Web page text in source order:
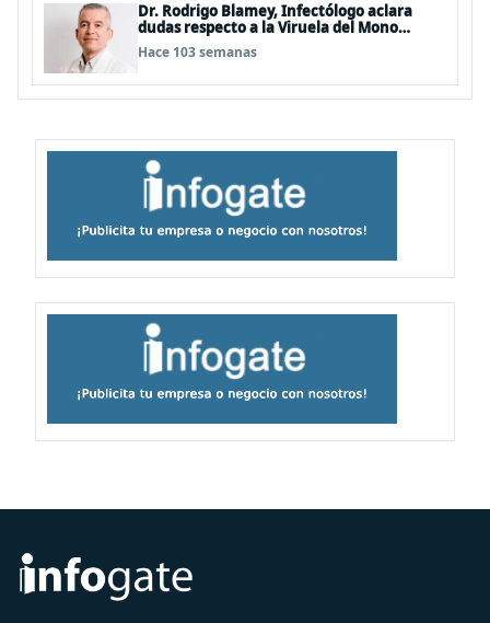
Dr. Rodrigo Blamey, Infectólogo aclara
dudas respecto a la Viruela del Mono
(MPOX)
Hace 103 semanas